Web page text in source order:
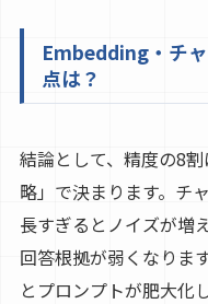
Embedding・チ
点は？
結論として、精度の8
略」で決まります。チ
長すぎるとノイズが増
回答根拠が弱くなりま
とプロンプトが肥大化